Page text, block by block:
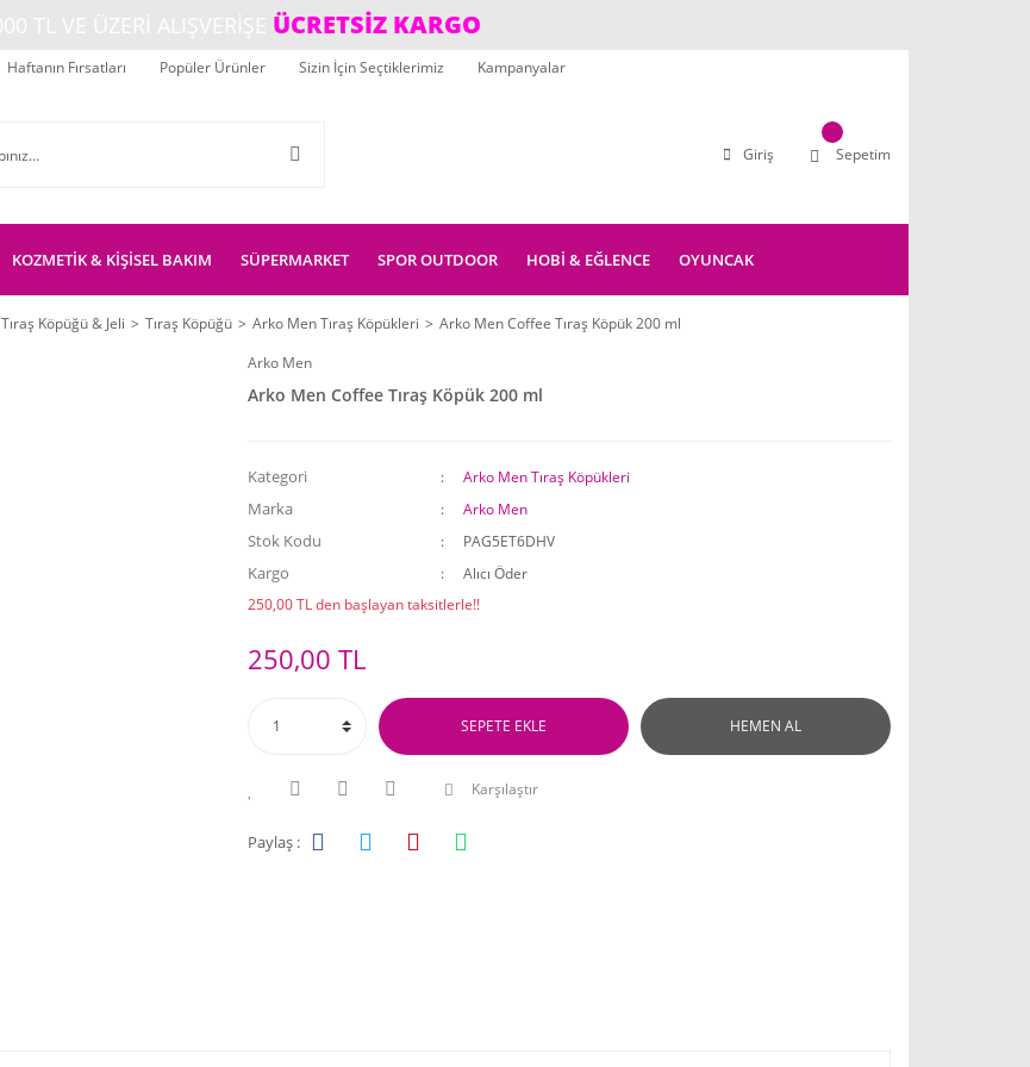
ÜCRETSİZ KARGO
Haftanın Fırsatları Popüler Ürünler Sizin İçin Seçtiklerimiz Kampanyalar
Giriş Sepetim
KOZMETİK & KİŞİSEL BAKIM SÜPERMARKET SPOR OUTDOOR HOBİ & EĞLENCE OYUNCAK
Tıraş Köpüğü & Jeli Tıraş Köpüğü Arko Men Tıraş Köpükleri
Arko Men Coffee Tıraş Köpük 200 ml
Arko Men
Arko Men Coffee Tıraş Köpük 200 ml
Kategori Arko Men Tıraş Köpükleri
Marka Arko Men
Stok Kodu PAG5ET6DHV
Kargo
Alıcı Öder
250,00 TL den başlayan taksitlerle!!
250,00 TL
SEPETE EKLE HEMEN AL
Karşılaştır
Paylaş :